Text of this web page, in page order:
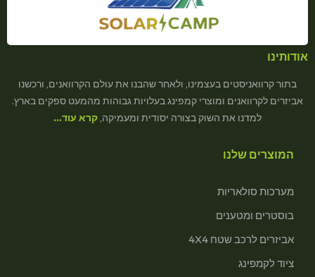
אודותינו
בתור קרוואניסטים בעצמינו, ולאחר שהבנו את עולם הקרוואנים, ורכשנו
אביזרים לקרוואנים ומוצרי קמפינג בעלויות גבוהות מהמעט ספקים בארץ.
למדנו את השוק בצורה יסודית ומעמיקה, קרא עוד…
המוצרים שלנו
מערכות סולאריות
בוסטרים ומטענים
אביזרים לרכב שטח 4X4
ציוד לקמפינג